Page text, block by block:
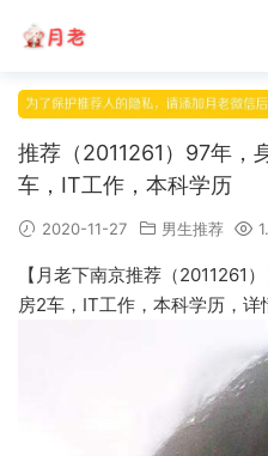
推荐（2011261）97年，
车，IT工作，本科学历
2020-11-27 男生推荐
【月老下南京推荐（2011261
房2车，IT工作，本科学历，详